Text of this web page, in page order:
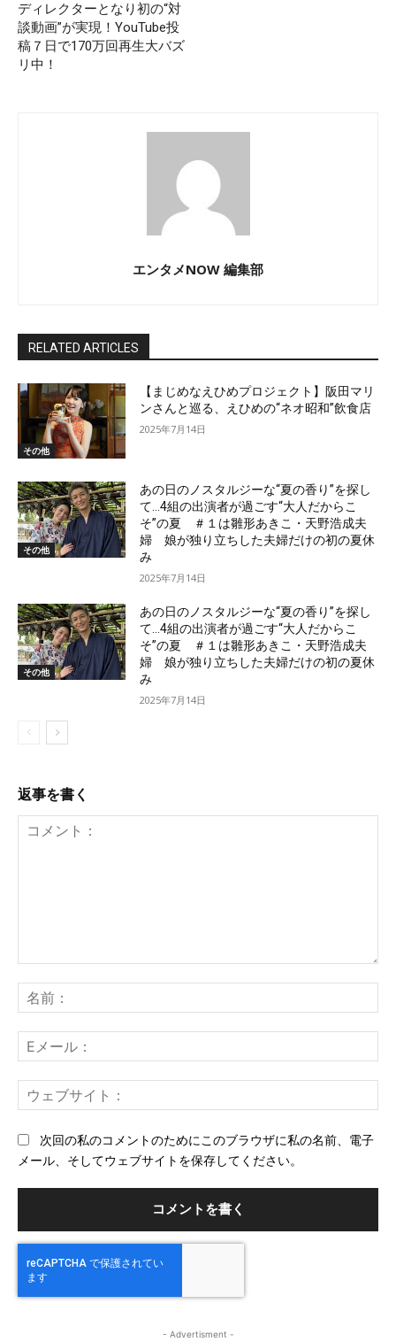
ディレクターとなり初の“対
談動画”が実現！YouTube投
稿７日で170万回再生大バズ
リ中！
エンタメNOW 編集部
RELATED ARTICLES
その他
【まじめなえひめプロジェクト】阪田マリ
ンさんと巡る、えひめの“ネオ昭和”飲食店
2025年7月14日
その他
あの日のノスタルジーな“夏の香り”を探し
て…4組の出演者が過ごす“大人だからこ
そ”の夏 ＃１は雛形あきこ・天野浩成夫
婦 娘が独り立ちした夫婦だけの初の夏休
み
2025年7月14日
その他
あの日のノスタルジーな“夏の香り”を探し
て…4組の出演者が過ごす“大人だからこ
そ”の夏 ＃１は雛形あきこ・天野浩成夫
婦 娘が独り立ちした夫婦だけの初の夏休
み
2025年7月14日
返事を書く
ン
ト：
前
メ
ー
ェ
次回の私のコメントのためにこのブラウザに私の名前、電子
メール、そしてウェブサイトを保存してください。
- Advertisment -